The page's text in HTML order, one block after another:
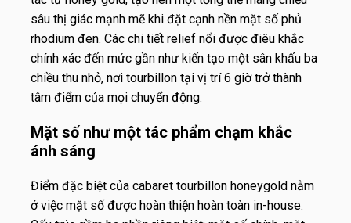
sâu thị giác mạnh mẽ khi đặt cạnh nền mặt số phủ
rhodium đen. Các chi tiết relief nổi được điêu khắc
chính xác đến mức gần như kiến tạo một sân khấu ba
chiều thu nhỏ, nơi tourbillon tại vị trí 6 giờ trở thành
tâm điểm của mọi chuyển động.
Mặt số như một tác phẩm chạm khắc
ánh sáng
Điểm đặc biệt của cabaret tourbillon honeygold nằm
ở việc mặt số được hoàn thiện hoàn toàn in-house.